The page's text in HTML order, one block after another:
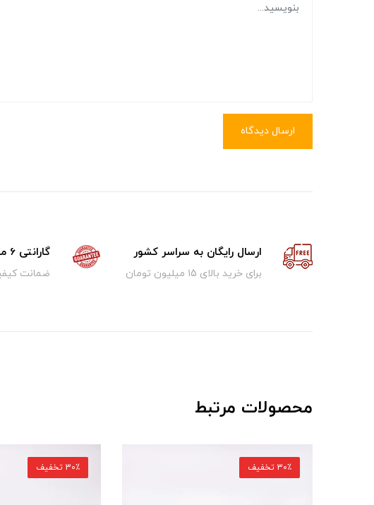
ارسال دیدگاه
ارسال رایگان به سراسر کشور
برای خرید بالای ۱5 میلیون تومان
گارانتی 6 ماه تا 2 سال
ضمانت
محصولات مرتبط
30٪ تخفیف 30٪ تخفیف